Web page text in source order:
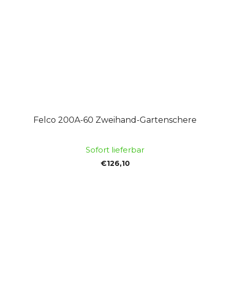
Felco 200A-60 Zweihand-Gartenschere
Sofort lieferbar
€126,10